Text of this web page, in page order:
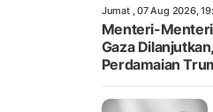
Jumat , 07 Aug 2026,
Menteri-Menteri
Gaza
Perdamaian